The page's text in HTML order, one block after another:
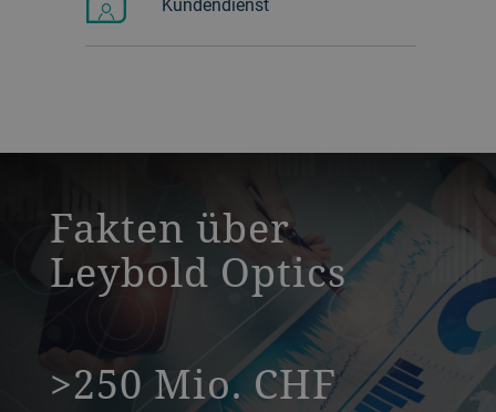
a decorative background image
Fakten über
Leybold Optics
>250 Mio. CHF